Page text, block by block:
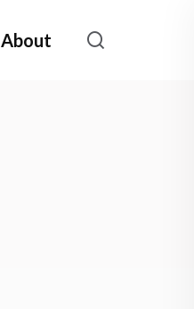
About